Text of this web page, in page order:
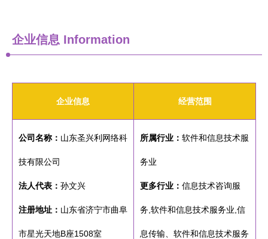
企业信息 Information
企业信息 经营范围
公司名称： 山东圣兴利网络科
技有限公司
法人代表： 孙文兴
注册地址： 山东省济宁市曲阜
市星光天地B座1508室
所属行业： 软件和信息技术服
务业
更多行业： 信息技术咨询服
务,软件和信息技术服务业,信
息传输、软件和信息技术服务